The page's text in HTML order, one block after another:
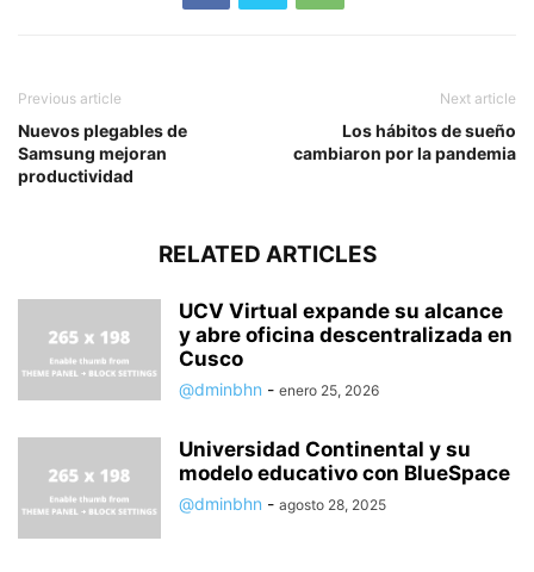
Previous article
Nuevos plegables de
Samsung mejoran
productividad
Next article
Los hábitos de sueño
cambiaron por la pandemia
RELATED ARTICLES
UCV Virtual expande su alcance
y abre oficina descentralizada en
Cusco
@dminbhn - enero 25, 2026
Universidad Continental y su
modelo educativo con BlueSpace
@dminbhn - agosto 28, 2025